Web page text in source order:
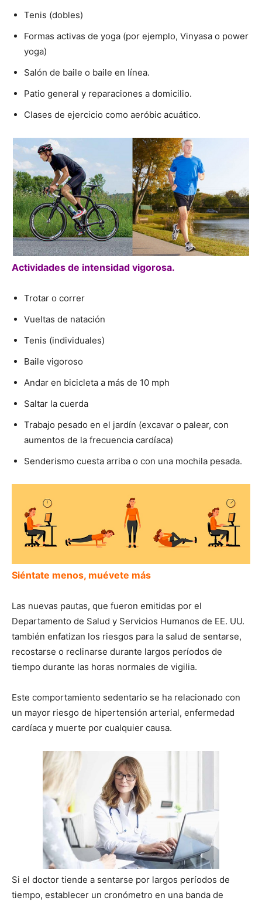
Tenis (dobles)
Formas activas de yoga (por ejemplo, Vinyasa o power
yoga)
Salón de baile o baile en línea.
Patio general y reparaciones a domicilio.
Clases de ejercicio como aeróbic acuático.
Actividades de intensidad vigorosa.
Trotar o correr
Vueltas de natación
Tenis (individuales)
Baile vigoroso
Andar en bicicleta a más de 10 mph
Saltar la cuerda
Trabajo pesado en el jardín (excavar o palear, con
aumentos de la frecuencia cardíaca)
Senderismo cuesta arriba o con una mochila pesada.
Siéntate menos, muévete más
Las nuevas pautas, que fueron emitidas por el
Departamento de Salud y Servicios Humanos de EE. UU.
también enfatizan los riesgos para la salud de sentarse,
recostarse o reclinarse durante largos períodos de
tiempo durante las horas normales de vigilia.
Este comportamiento sedentario se ha relacionado con
un mayor riesgo de hipertensión arterial, enfermedad
cardíaca y muerte por cualquier causa.
Si el doctor tiende a sentarse por largos períodos de
tiempo, establecer un cronómetro en una banda de